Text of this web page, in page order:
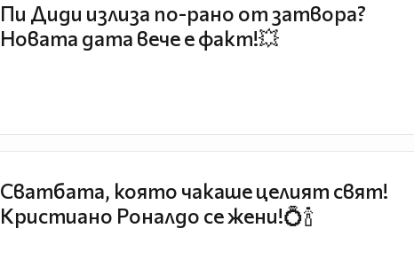
Пи Диди излиза по-рано от затвора?
Новата дата вече е факт!💥
Сватбата, която чакаше целият свят!
Кристиано Роналдо се жени!💍🍾